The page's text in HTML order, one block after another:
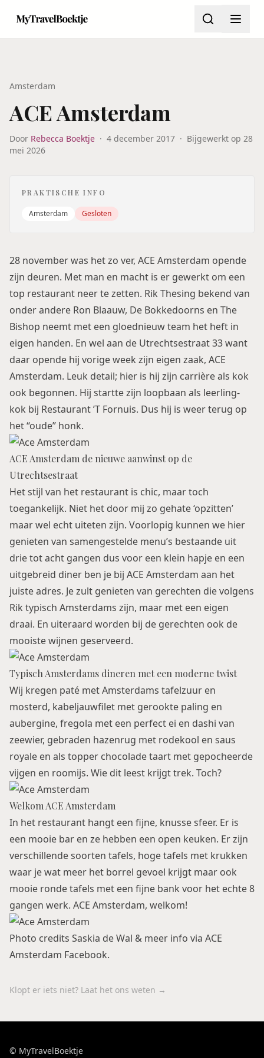
Amsterdam
ACE Amsterdam
Door Rebecca Boektje · 4 december 2017 · Bijgewerkt op 28
mei 2026
PRAKTISCHE INFO
Amsterdam Gesloten
28 november was het zo ver, ACE Amsterdam opende
zijn deuren. Met man en macht is er gewerkt om een
top restaurant neer te zetten. Rik Thesing bekend van
onder andere Ron Blaauw, De Bokkedoorns en The
Bishop neemt met een gloednieuw team het heft in
eigen handen. En wel aan de Utrechtsestraat 33 want
daar opende hij vorige week zijn eigen zaak, ACE
Amsterdam. Leuk detail; hier is hij zijn carrière als kok
ook begonnen. Hij startte zijn loopbaan als leerling-
kok bij Restaurant ’T Fornuis. Dus hij is weer terug op
het “oude” honk.
ACE Amsterdam de nieuwe aanwinst op de
Utrechtsestraat
Het stijl van het restaurant is chic, maar toch
toegankelijk. Niet het door mij zo gehate ‘opzitten’
maar wel echt uiteten zijn. Voorlopig kunnen we hier
genieten van samengestelde menu’s bestaande uit
drie tot acht gangen dus voor een klein hapje en een
uitgebreid diner ben je bij ACE Amsterdam aan het
juiste adres. Je zult genieten van gerechten die volgens
Rik typisch Amsterdams zijn, maar met een eigen
draai. En uiteraard worden bij de gerechten ook de
mooiste wijnen geserveerd.
Typisch Amsterdams dineren met een moderne twist
Wij kregen paté met Amsterdams tafelzuur en
mosterd, kabeljauwfilet met gerookte paling en
aubergine, fregola met een perfect ei en dashi van
zeewier, gebraden hazenrug met rodekool en saus
royale en als topper chocolade taart met gepocheerde
vijgen en roomijs. Wie dit leest krijgt trek. Toch?
Welkom ACE Amsterdam
In het restaurant hangt een fijne, knusse sfeer. Er is
een mooie bar en ze hebben een open keuken. Er zijn
verschillende soorten tafels, hoge tafels met krukken
waar je wat meer het borrel gevoel krijgt maar ook
mooie ronde tafels met een fijne bank voor het echte 8
gangen werk. ACE Amsterdam, welkom!
Photo credits Saskia de Wal & meer info via ACE
Amsterdam Facebook.
Klopt er iets niet? Laat het ons weten →
© MyTravelBoektje